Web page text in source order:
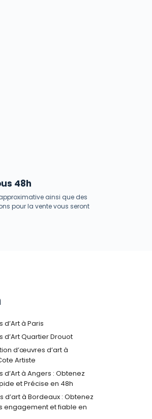
48h
ainsi que des
pour la vente vous seront
à Paris
d’Art Quartier Drouot
d’œuvres d’art à
Artiste
d’Art à Angers : Obtenez
et Précise en 48h
d’art à Bordeaux : Obtenez
engagement et fiable en